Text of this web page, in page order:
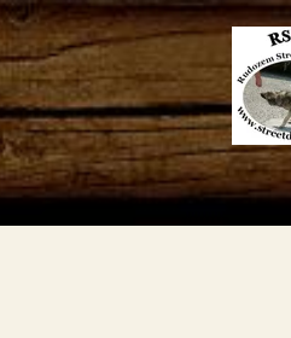
Ga
direct
naar
de
hoofdinhoud